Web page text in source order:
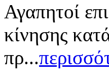
Αγαπητοί
κίνησης
πρ...